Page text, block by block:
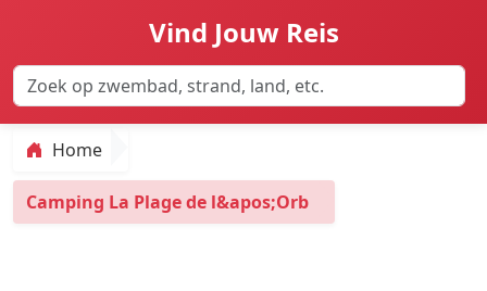
Vind Jouw Reis
Home
Camping La Plage de l&apos;Orb